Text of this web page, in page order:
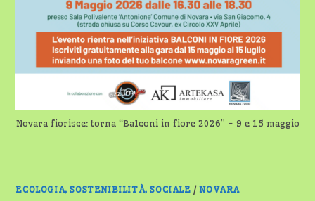
Novara fiorisce: torna “Balconi in fiore 2026” - 9 e 15 maggio
ECOLOGIA, SOSTENIBILITÀ, SOCIALE /NOVARA